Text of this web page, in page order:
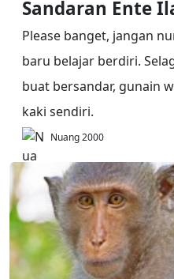
Sandaran Ente
Please banget, jangan
baru belajar berdiri.
buat bersandar, gunain
kaki sendiri.
Nuang 2000